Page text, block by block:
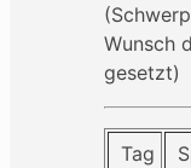
Wunsch
gesetzt)
Tag